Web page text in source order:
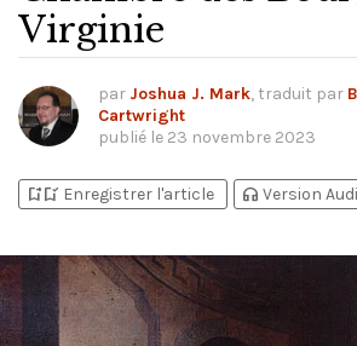
Virginie
par Joshua J. Mark, traduit par
Cartwright
publié le 23 novembre 2023
bookmark_addbookmark_added Enregistrer l'article headphones Version